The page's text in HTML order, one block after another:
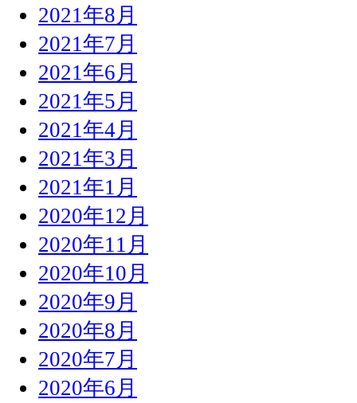
2021年8月
2021年7月
2021年6月
2021年5月
2021年4月
2021年3月
2021年1月
2020年12月
2020年11月
2020年10月
2020年9月
2020年8月
2020年7月
2020年6月